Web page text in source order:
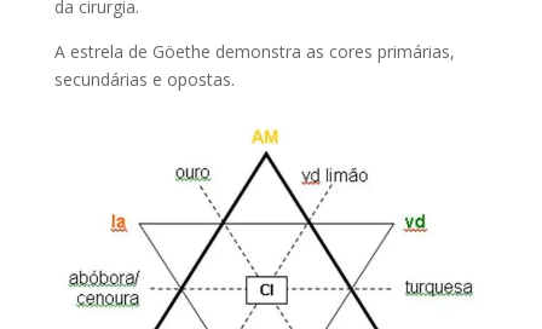
da cirurgia.
A estrela de Göethe demonstra as cores primárias,
secundárias e opostas.